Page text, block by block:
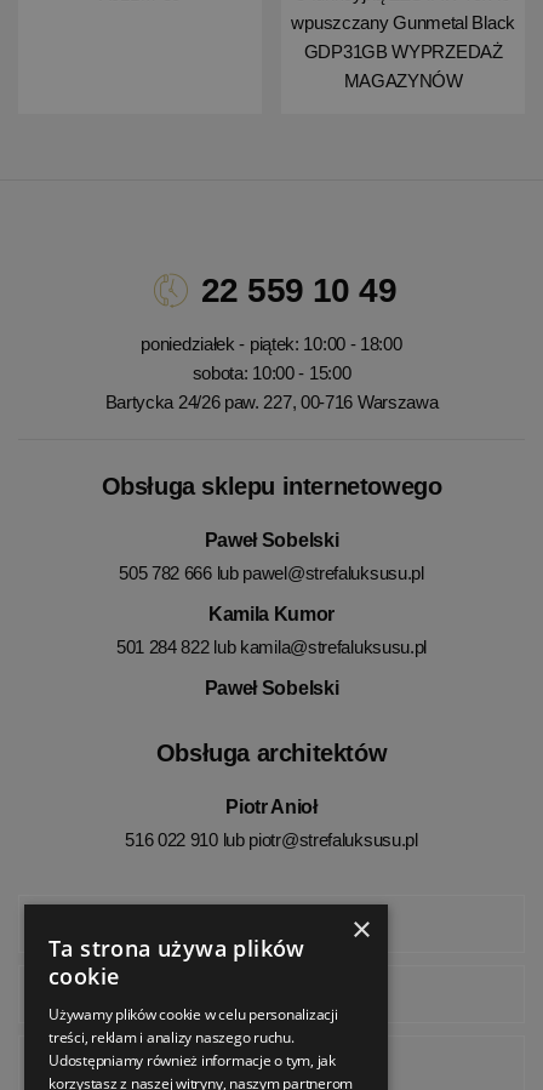
wpuszczany Gunmetal Black
GDP31GB WYPRZEDAŻ
MAGAZYNÓW
22 559 10 49
poniedziałek - piątek: 10:00 - 18:00
sobota: 10:00 - 15:00
Bartycka 24/26 paw. 227, 00-716 Warszawa
Obsługa sklepu internetowego
Paweł Sobelski
505 782 666 lub pawel@strefaluksusu.pl
Kamila Kumor
501 284 822 lub kamila@strefaluksusu.pl
Paweł Sobelski
Obsługa architektów
Piotr Anioł
516 022 910 lub piotr@strefaluksusu.pl
Pinterest
×
Ta strona używa plików
cookie
Używamy plików cookie w celu personalizacji
treści, reklam i analizy naszego ruchu.
Udostępniamy również informacje o tym, jak
korzystasz z naszej witryny, naszym partnerom